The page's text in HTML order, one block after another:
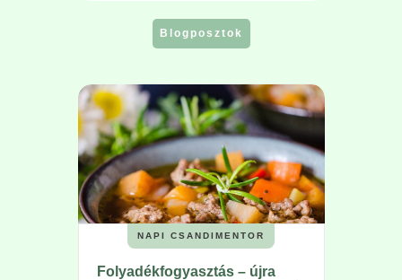
közelmúltig nem igazán jutottam
dűlőre, így magát a kérdést
Blogposztok
NAPI CSANDIMENTOR
Folyadékfogyasztás – újra